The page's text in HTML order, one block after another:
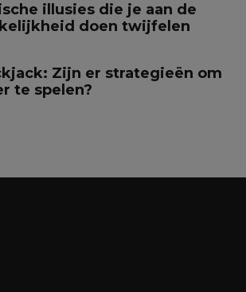
illusies die je aan de
doen twijfelen
Zijn er strategieën om
te spelen?